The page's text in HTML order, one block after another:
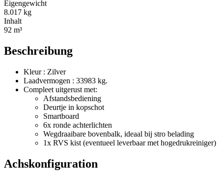
Eigengewicht
8.017 kg
Inhalt
92 m³
Beschreibung
Kleur : Zilver
Laadvermogen : 33983 kg.
Compleet uitgerust met:
Afstandsbediening
Deurtje in kopschot
Smartboard
6x ronde achterlichten
Wegdraaibare bovenbalk, ideaal bij stro belading
1x RVS kist (eventueel leverbaar met hogedrukreiniger)
Achskonfiguration